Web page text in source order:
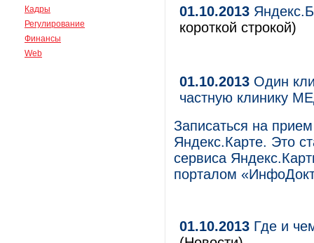
Кадры
Регулирование
Финансы
Web
01.10.2013
короткой строкой)
01.10.2013 Один
частную клинику
Записаться на
Яндекс.Карте. Это
сервиса
порталом
01.10.2013 Где и